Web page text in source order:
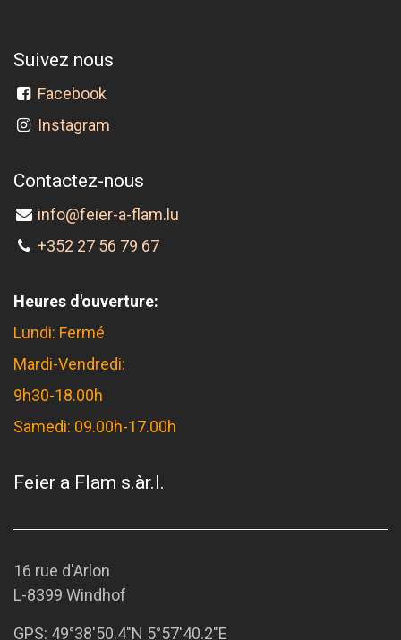
Suivez nous
Facebook
Instagram
Contactez-nous
info@feier-a-flam.lu
+352 27 56 79 67
Heures d'ouverture:
Lundi: Fermé
Mardi-Vendredi:
9h30-18.00h
Samedi: 09.00h-17.00h
Feier a Flam s.àr.l.
16 rue d'Arlon
L-8399 Windhof
GPS: 49°38'50.4"N 5°57'40.2"E